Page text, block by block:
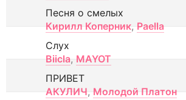
Песня о смелых
Кирилл Коперник, Paella
Слух
Biicla, MAYOT
ПРИВЕТ
АКУЛИЧ, Молодой Платон